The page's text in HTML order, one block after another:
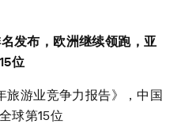
发布， 欧洲继续领跑，亚
15位
旅游业竞争力报告》，中国
球第15位